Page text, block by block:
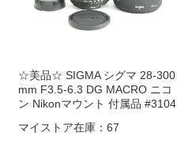
☆美品☆ SIGMA シグマ 28-300
mm F3.5-6.3 DG MACRO ニコ
ン Nikonマウント 付属品 #3104
マイストア在庫： 67